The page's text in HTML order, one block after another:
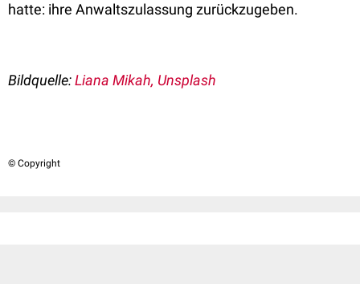
hatte: ihre Anwaltszulassung zurückzugeben.
Bildquelle:Liana Mikah, Unsplash
© Copyright